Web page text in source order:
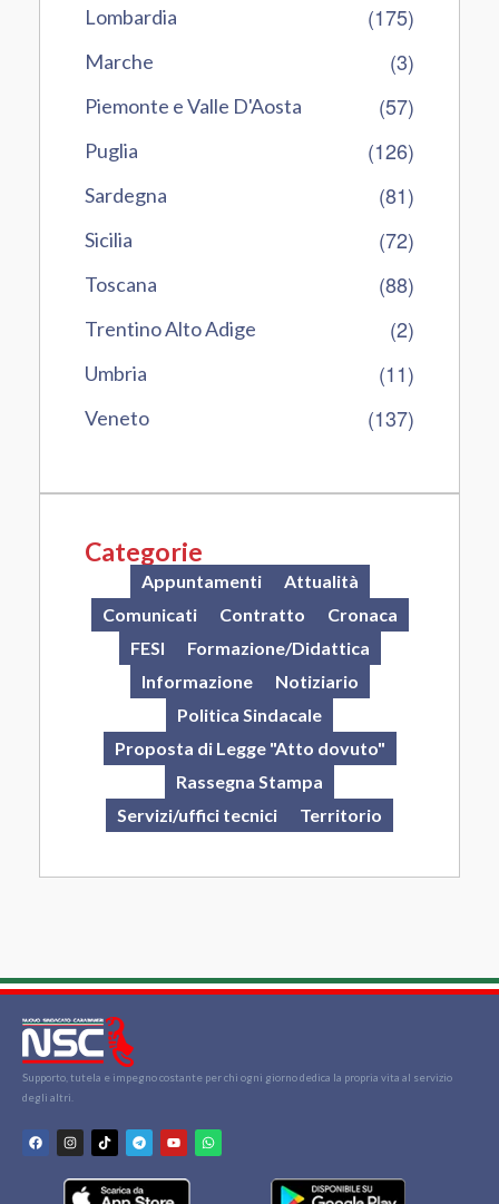
Lombardia (175)
Marche (3)
Piemonte e Valle D'Aosta (57)
Puglia (126)
Sardegna (81)
Sicilia (72)
Toscana (88)
Trentino Alto Adige (2)
Umbria (11)
Veneto (137)
Categorie
Appuntamenti
Attualità
Comunicati
Contratto
Cronaca
FESI
Formazione/Didattica
Informazione
Notiziario
Politica Sindacale
Proposta di Legge "Atto dovuto"
Rassegna Stampa
Servizi/uffici tecnici
Territorio
Supporto, tutela e impegno costante per chi ogni giorno dedica la propria vita al servizio
degli altri.